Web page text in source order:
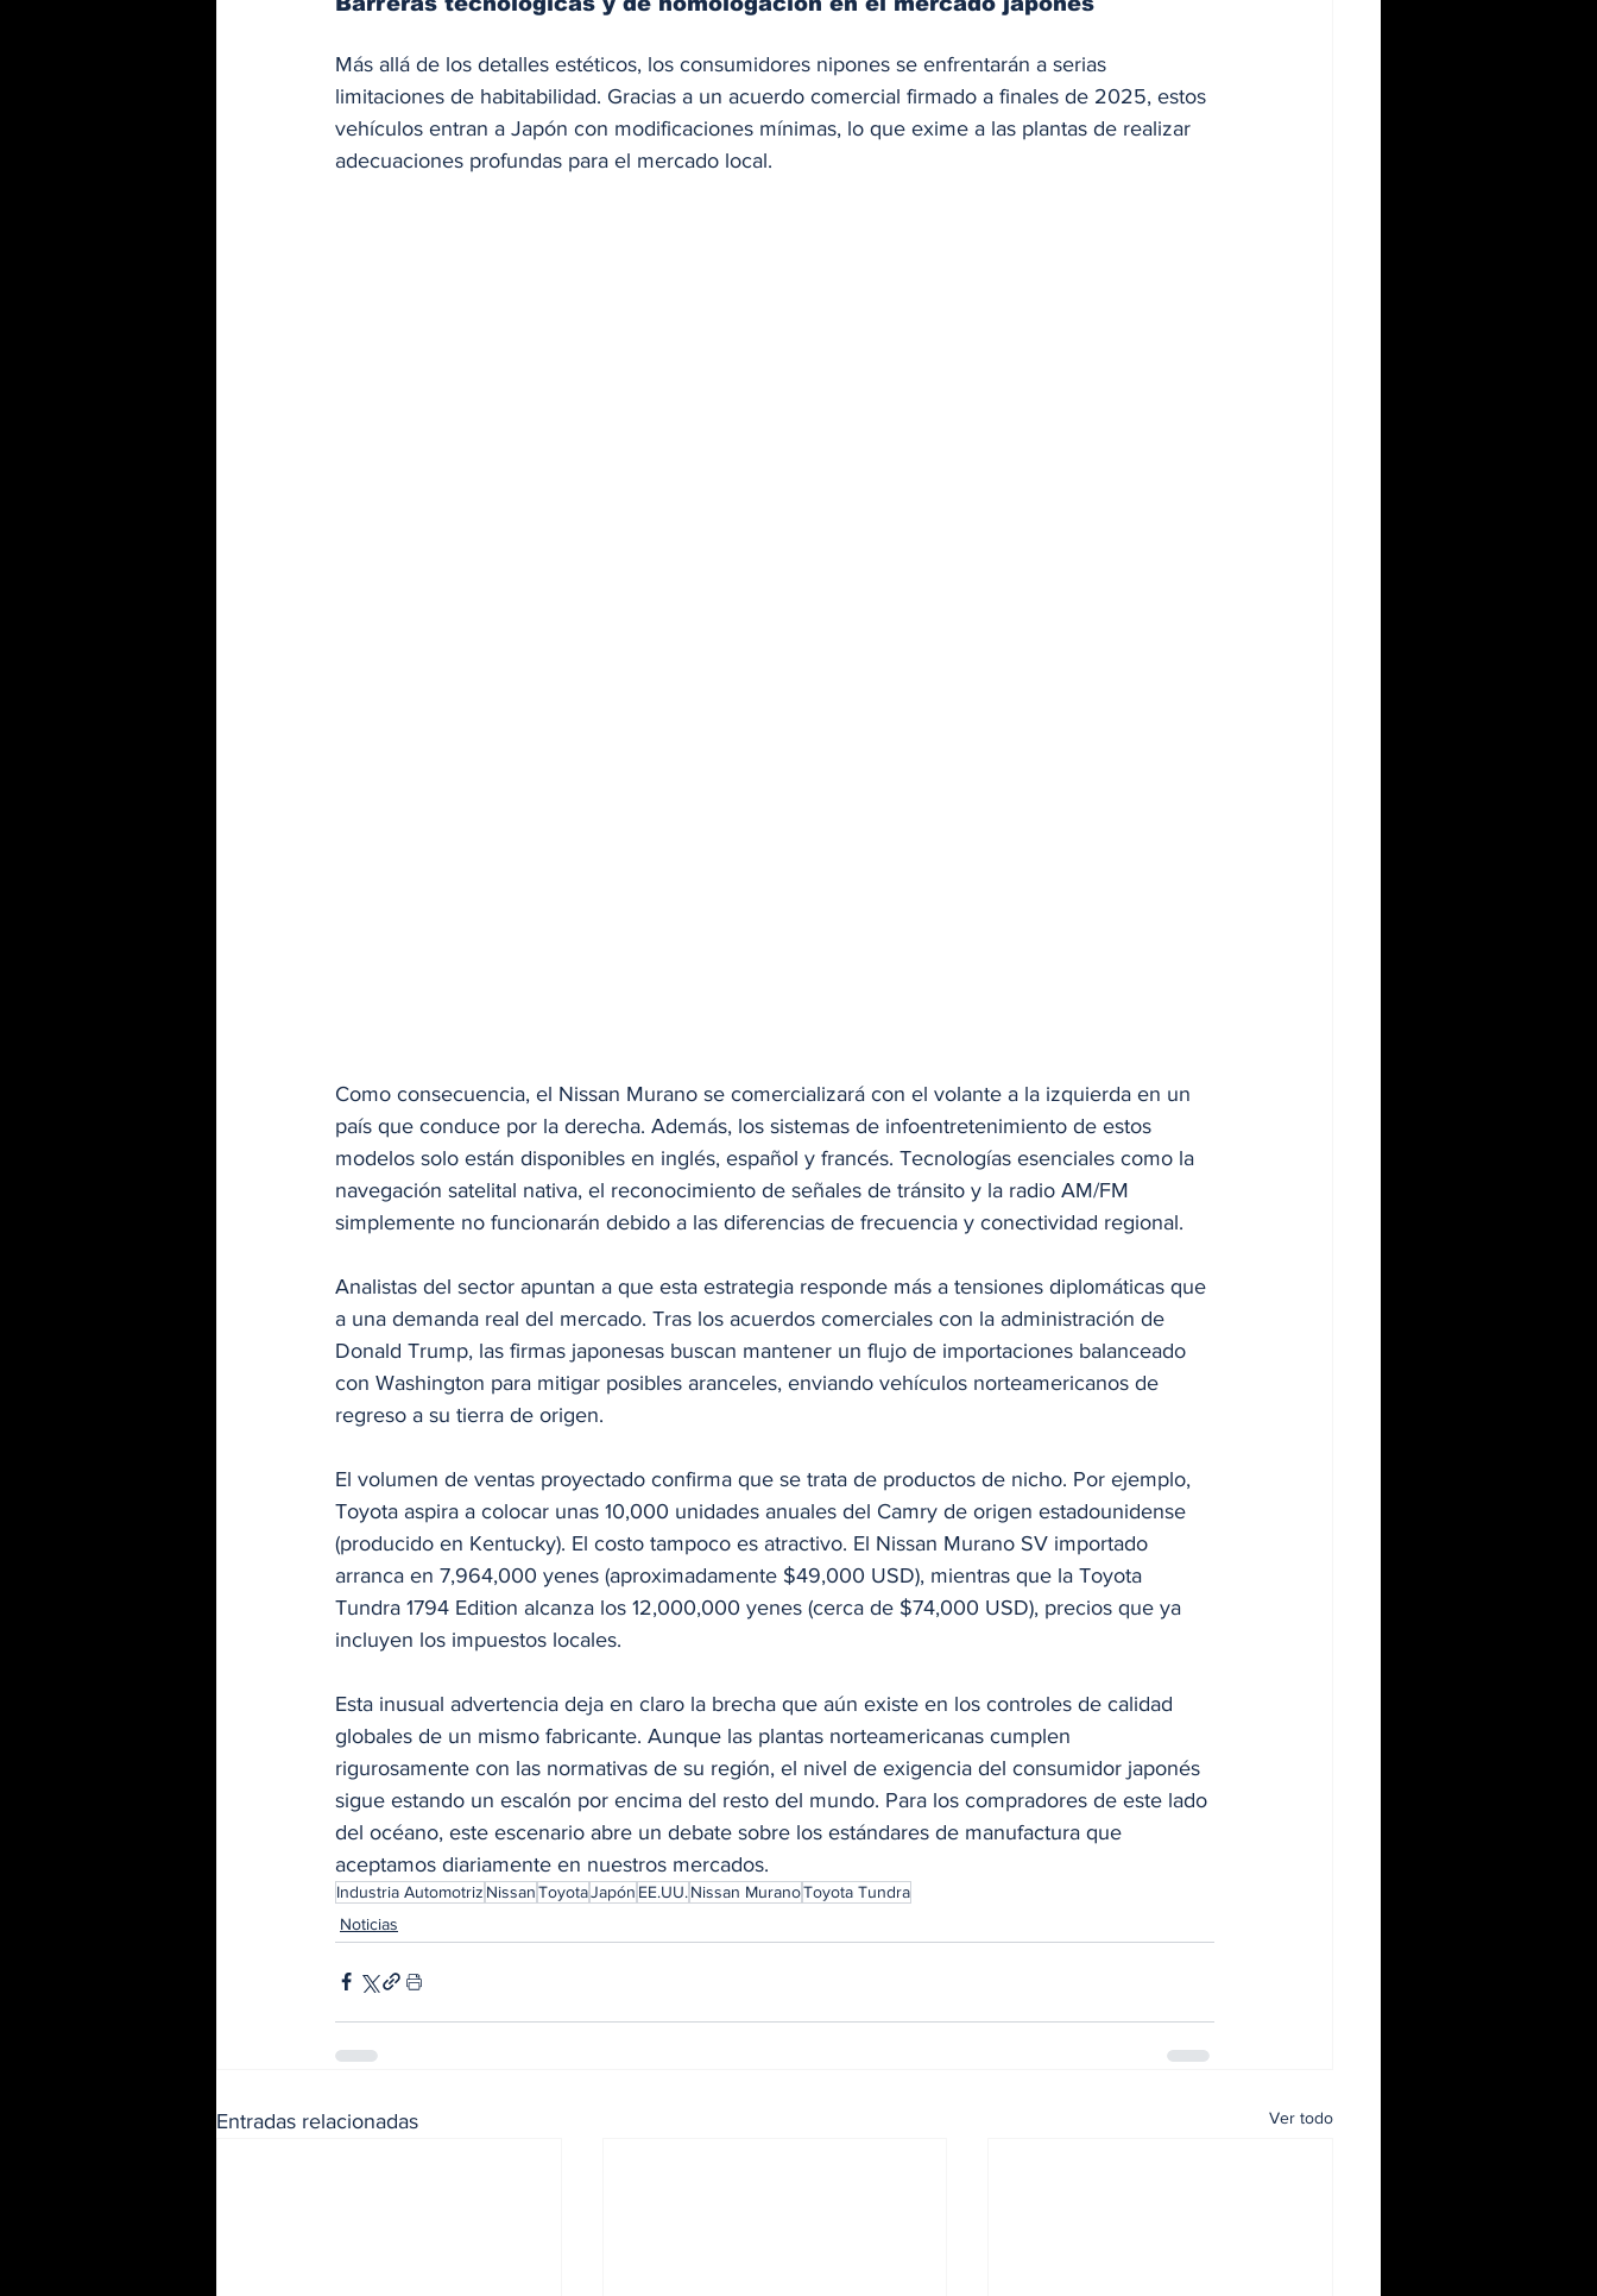
Más allá de los detalles estéticos, los consumidores nipones se enfrentarán a serias
limitaciones de habitabilidad. Gracias a un acuerdo comercial firmado a finales de 2025, estos
vehículos entran a Japón con modificaciones mínimas, lo que exime a las plantas de realizar
adecuaciones profundas para el mercado local.
Como consecuencia, el Nissan Murano se comercializará con el volante a la izquierda en un
país que conduce por la derecha. Además, los sistemas de infoentretenimiento de estos
modelos solo están disponibles en inglés, español y francés. Tecnologías esenciales como la
navegación satelital nativa, el reconocimiento de señales de tránsito y la radio AM/FM
simplemente no funcionarán debido a las diferencias de frecuencia y conectividad regional.
Analistas del sector apuntan a que esta estrategia responde más a tensiones diplomáticas que
a una demanda real del mercado. Tras los acuerdos comerciales con la administración de
Donald Trump, las firmas japonesas buscan mantener un flujo de importaciones balanceado
con Washington para mitigar posibles aranceles, enviando vehículos norteamericanos de
regreso a su tierra de origen.
El volumen de ventas proyectado confirma que se trata de productos de nicho. Por ejemplo,
Toyota aspira a colocar unas 10,000 unidades anuales del Camry de origen estadounidense
(producido en Kentucky). El costo tampoco es atractivo. El Nissan Murano SV importado
arranca en 7,964,000 yenes (aproximadamente $49,000 USD), mientras que la Toyota
Tundra 1794 Edition alcanza los 12,000,000 yenes (cerca de $74,000 USD), precios que ya
incluyen los impuestos locales.
Esta inusual advertencia deja en claro la brecha que aún existe en los controles de calidad
globales de un mismo fabricante. Aunque las plantas norteamericanas cumplen
rigurosamente con las normativas de su región, el nivel de exigencia del consumidor japonés
sigue estando un escalón por encima del resto del mundo. Para los compradores de este lado
del océano, este escenario abre un debate sobre los estándares de manufactura que
aceptamos diariamente en nuestros mercados.
Industria Automotriz NissanToyotaJapón EE.UU. Nissan MuranoToyota Tundra
Noticias
Entradas relacionadas Ver todo